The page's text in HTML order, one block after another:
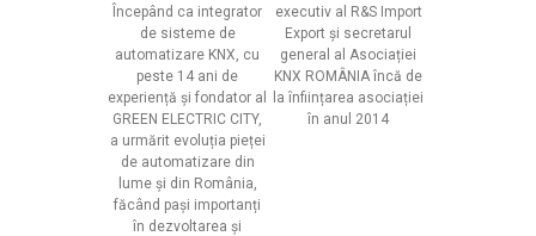
Începând ca integrator
de sisteme de
automatizare KNX, cu
peste 14 ani de
experiență și fondator al
GREEN ELECTRIC CITY,
a urmărit evoluția pieței
de automatizare din
lume și din România,
făcând pași importanți
în dezvoltarea și
executiv al R&S Import
Export și secretarul
general al Asociației
KNX ROMÂNIA încă de
la înființarea asociației
în anul 2014